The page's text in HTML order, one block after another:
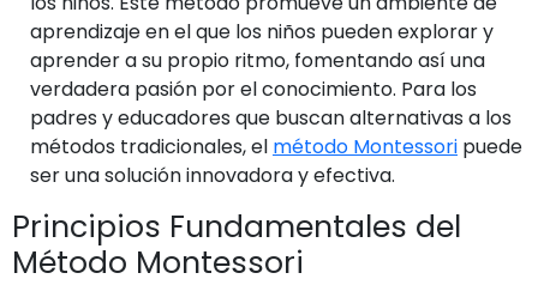
aprendizaje en el que los niños pueden explorar y
aprender a su propio ritmo, fomentando así una
verdadera pasión por el conocimiento. Para los
padres y educadores que buscan alternativas a los
métodos tradicionales, el método Montessori puede
ser una solución innovadora y efectiva.
Principios Fundamentales del
Método Montessori